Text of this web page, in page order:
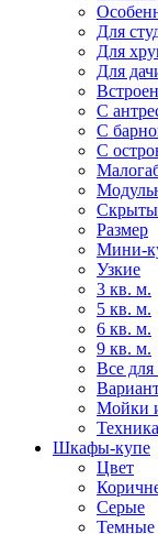
Для
Для
Для
С
С
С
Размер
Мини-
Узкие
3 кв. м.
5 кв. м.
6 кв. м.
9 кв. м.
Все
Мойки
Шкафы-купе
Цвет
Серые
Темные